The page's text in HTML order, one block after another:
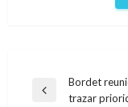
Navegación
Entrada
Bordet
trazar